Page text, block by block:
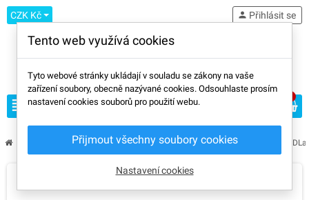
CZK Kč
view_headline
person Přihlásit se
3DLabPrintchevron_rightPolyLIght 1.0 LW PLAchevron_right PolyLight LW PLA
Tento web využívá cookies
Tyto webové stránky ukládají v souladu se zákony na vaše
zařízení soubory, obecně nazývané cookies. Odsouhlaste prosím
nastavení cookies souborů pro použití webu.
Přijmout všechny soubory cookies
Nastavení cookies